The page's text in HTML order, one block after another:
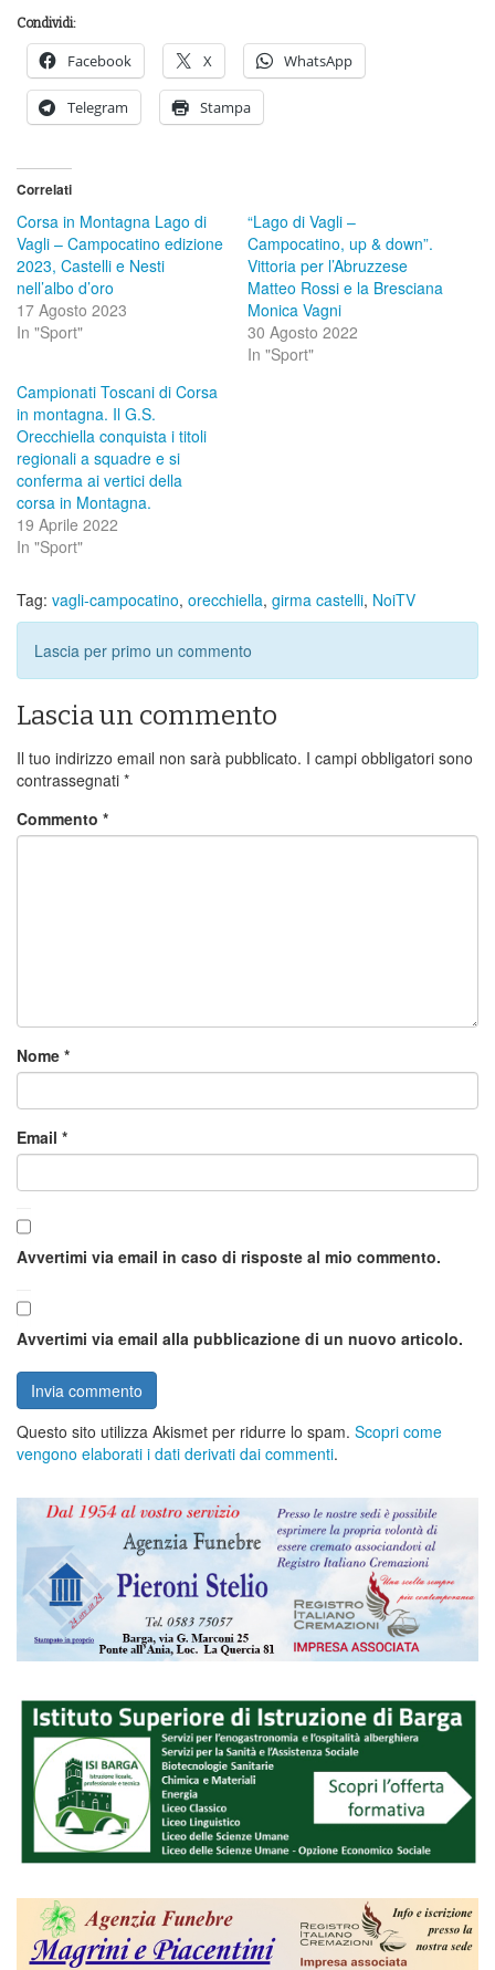
Condividi:
Facebook X WhatsApp
Telegram Stampa
Correlati
Corsa in Montagna Lago di
Vagli – Campocatino edizione
2023, Castelli e Nesti
nell’albo d’oro
17 Agosto 2023
In "Sport"
“Lago di Vagli –
Campocatino, up & down”.
Vittoria per l’Abruzzese
Matteo Rossi e la Bresciana
Monica Vagni
30 Agosto 2022
In "Sport"
Campionati Toscani di Corsa
in montagna. Il G.S.
Orecchiella conquista i titoli
regionali a squadre e si
conferma ai vertici della
corsa in Montagna.
19 Aprile 2022
In "Sport"
Tag: vagli-campocatino, orecchiella, girma castelli, NoiTV
Lascia per primo un commento
Lascia un commento
Il tuo indirizzo email non sarà pubblicato. I campi obbligatori sono
contrassegnati *
Commento *
Nome *
Email *
Avvertimi via email in caso di risposte al mio commento.
Avvertimi via email alla pubblicazione di un nuovo articolo.
Questo sito utilizza Akismet per ridurre lo spam. Scopri come
vengono elaborati i dati derivati dai commenti.